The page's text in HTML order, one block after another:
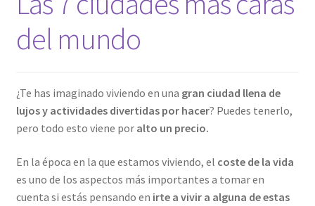
del mundo
¿Te has imaginado viviendo en una gran ciudad llena de
lujos y actividades divertidas por hacer? Puedes tenerlo,
pero todo esto viene por alto un precio.
En la época en la que estamos viviendo, el coste de la vida
es uno de los aspectos más importantes a tomar en
cuenta si estás pensando en irte a vivir a alguna de estas